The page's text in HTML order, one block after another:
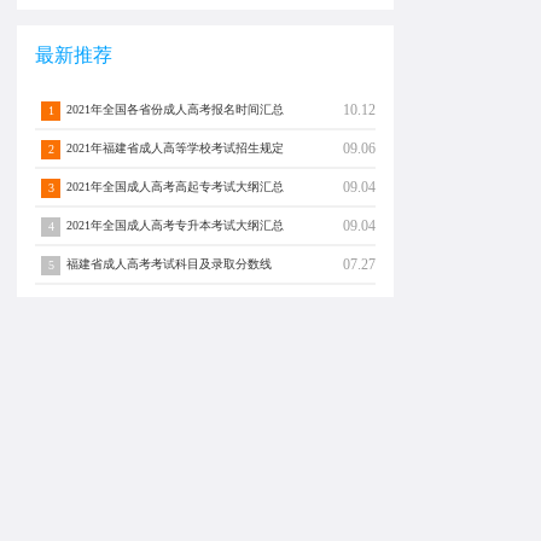
最新推荐
1 2021年全国各省份成人高考报名时间汇总 10.12
2 2021年福建省成人高等学校考试招生规定 09.06
3 2021年全国成人高考高起专考试大纲汇总 09.04
4 2021年全国成人高考专升本考试大纲汇总 09.04
5 福建省成人高考考试科目及录取分数线 07.27